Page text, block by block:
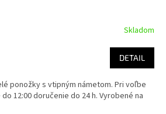
Skladom
DETAIL
ponožky s vtipným námetom. Pri voľbe
12:00 doručenie do 24 h. Vyrobené na